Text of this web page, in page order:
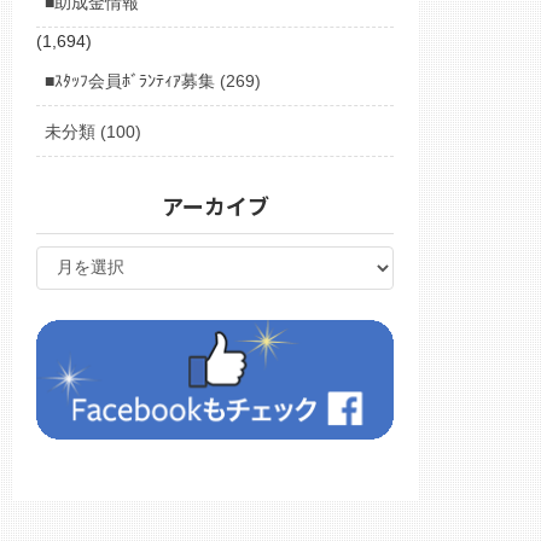
(1,694)
■ｽﾀｯﾌ会員ﾎﾞﾗﾝﾃｨｱ募集 (269)
未分類 (100)
アーカイブ